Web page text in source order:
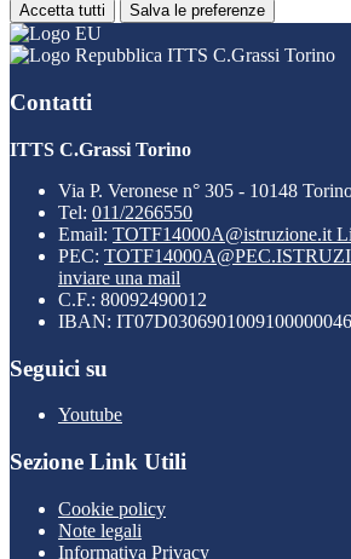
Accetta tutti Salva le preferenze
ITTS C.Grassi Torino
Contatti
ITTS C.Grassi Torino
Via P. Veronese n° 305 - 10148
Tel: 011/2266550
Email: TOTF14000A@istruzione.it
PEC:
inviare una mail
C.F.: 80092490012
IBAN:
Seguici su
Youtube
Sezione Link Utili
Cookie policy
Note legali
Informativa Privacy